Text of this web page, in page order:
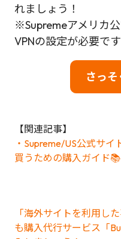
れましょう！
※Supremeアメリカ
VPNの設定が必要です
さっ
【関連記事】
・Supreme/US公式サ
買うための購入ガイド📚
「海外サイトを利用し
も購入代行サービス「